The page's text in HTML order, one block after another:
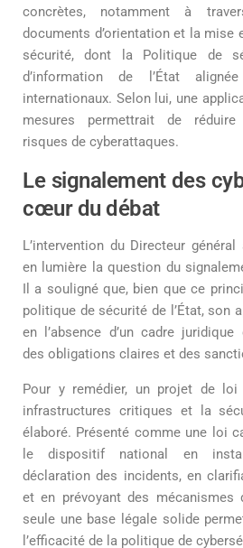
concrètes, notamment à
documents d’orientation et la mise
sécurité, dont la Politique de
d’information de l’État
internationaux. Selon lui, une
mesures permettrait de
risques de cyberattaques.
Le signalement des
cœur du débat
L’intervention du Directeur
en lumière la question du
Il a souligné que, bien que ce
politique de sécurité de l’État, son
en l’absence d’un cadre
des obligations claires et des
Pour y remédier, un projet de
infrastructures critiques et la
élaboré. Présenté comme une loi
le dispositif national en
déclaration des incidents, en
et en prévoyant des mécanismes
seule une base légale solide
l’efficacité de la politique de